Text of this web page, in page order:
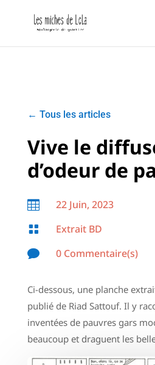
← Tous les articles
Vive le
d’odeur de
 22 Juin, 2023
 Extrait BD
 0 Commentaire(s)
Ci-dessous, une planche
publié de Riad Sattouf. Il y
inventées de pauvres gars
beaucoup et draguent les